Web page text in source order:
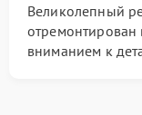
Великолепный
отремонтирован
вниманием к